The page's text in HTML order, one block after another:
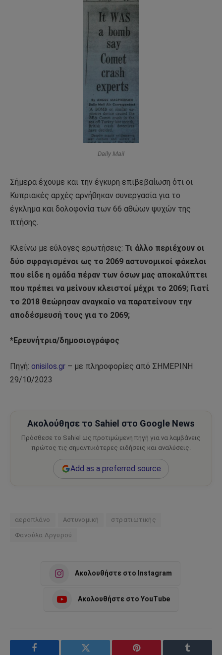
Daily Mail
Σήμερα έχουμε και την έγκυρη επιβεβαίωση ότι οι
Κυπριακές αρχές αρνήθηκαν συνεργασία για το
έγκλημα και δολοφονία των 66 αθώων ψυχών της
πτήσης.
Κλείνω με εύλογες ερωτήσεις: Τι άλλο περιέχουν οι
δύο σφραγισμένοι ως το 2069 αστυνομικοί φάκελοι
που είδε η ομάδα πέραν των όσων μας αποκαλύπτει
που πρέπει να μείνουν κλειστοί μέχρι το 2069; Γιατί
το 2018 θεώρησαν αναγκαίο να παρατείνουν την
αποδέσμευσή τους για το 2069;
*Ερευνήτρια/δημοσιογράφος
Πηγή: onisilos.gr – με πληροφορίες από ΣΗΜΕΡΙΝΗ
29/10/2023
Ακολούθησε το Sahiel στο Google News
Πρόσθεσε το Sahiel ως προτιμώμενη πηγή για να λαμβάνεις
πρώτος τις σημαντικότερες ειδήσεις και αναλύσεις.
Add as a preferred source
αεροπλάνο Αστυνομική στρατιωτικής
Φανούλα Αργυρού
Ακολουθήστε στο Instagram
Ακολουθήστε στο YouTube